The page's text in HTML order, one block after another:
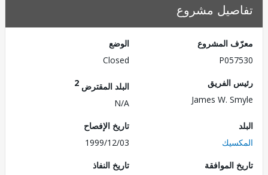
مشروع
المشروع
الفريق
James W.
البلد المقترض
تاريخ الإفصاح
1999/12/03
الموافقة
تاريخ النفاذ